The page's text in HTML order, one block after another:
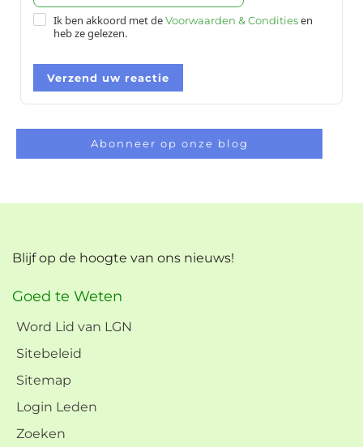
Ik ben akkoord met deVoorwaarden & Conditiesen
heb ze gelezen.
Verzend uw reactie
Abonneer op onze blog
Blijf op de hoogte van ons nieuws!
Goed te Weten
Word Lid van LGN
Sitebeleid
Sitemap
Login Leden
Zoeken